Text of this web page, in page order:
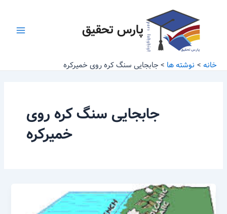
پارس تحقیق
خانه نوشته ها جابجایی سنگ کره روی خمیرکره
جابجایی سنگ کره روی
خمیرکره